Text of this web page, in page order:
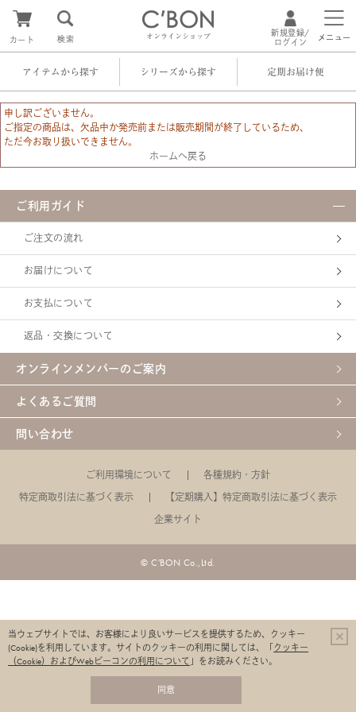
オンラインショップ
カート 検索
新規登録/
ログイン
メニュー
アイテムから探す シリーズから探す 定期お届け便
申し訳ございません。
ご指定の商品は、欠品中か発売前または販売期間が終了しているため、
ただ今お取り扱いできません。
ホームへ戻る
ご利用ガイド
ご注文の流れ
お届けについて
お支払について
返品・交換について
オンラインメンバーのご案内
よくあるご質問
問い合わせ
ご利用環境について
各種規約・方針
特定商取引法に基づく表示
【定期購入】特定商取引法に基づく表示
企業サイト
© C'BON Co.,Ltd.
当ウェブサイトでは、お客様により良いサービスを提供するため、クッキー
(Cookie)を利用しています。 サイトのクッキーの利用に関しては、「 クッキー
（Cookie）およびWebビーコンの利用について 」をお読みください。
同意